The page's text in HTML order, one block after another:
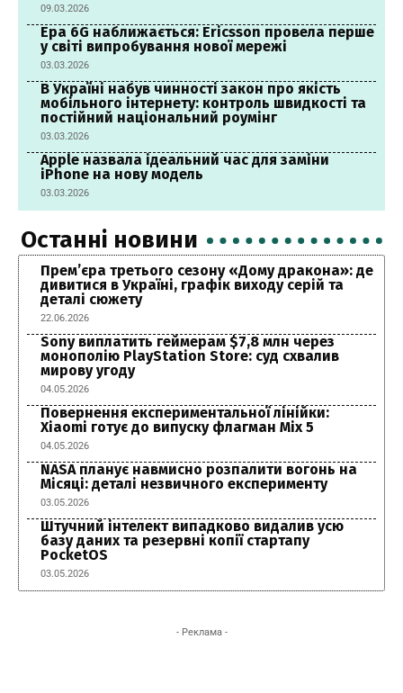
09.03.2026
Ера 6G наближається: Ericsson провела перше
у світі випробування нової мережі
03.03.2026
В Україні набув чинності закон про якість
мобільного інтернету: контроль швидкості та
постійний національний роумінг
03.03.2026
Apple назвала ідеальний час для заміни
iPhone на нову модель
03.03.2026
Останні новини
Прем’єра третього сезону «Дому дракона»: де
дивитися в Україні, графік виходу серій та
деталі сюжету
22.06.2026
Sony виплатить геймерам $7,8 млн через
монополію PlayStation Store: суд схвалив
мирову угоду
04.05.2026
Повернення експериментальної лінійки:
Xiaomi готує до випуску флагман Mix 5
04.05.2026
NASA планує навмисно розпалити вогонь на
Місяці: деталі незвичного експерименту
03.05.2026
Штучний інтелект випадково видалив усю
базу даних та резервні копії стартапу
PocketOS
03.05.2026
- Реклама -